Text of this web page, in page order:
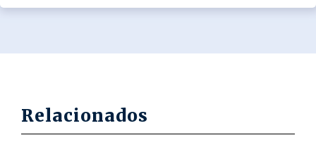
Relacionados